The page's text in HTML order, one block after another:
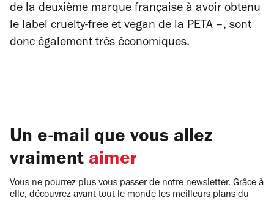
de la deuxième marque française à avoir obtenu
le label cruelty-free et vegan de la PETA –, sont
donc également très économiques.
Un e-mail que vous allez
vraiment aimer
Vous ne pourrez plus vous passer de notre newsletter. Grâce à
elle, découvrez avant tout le monde les meilleurs plans du